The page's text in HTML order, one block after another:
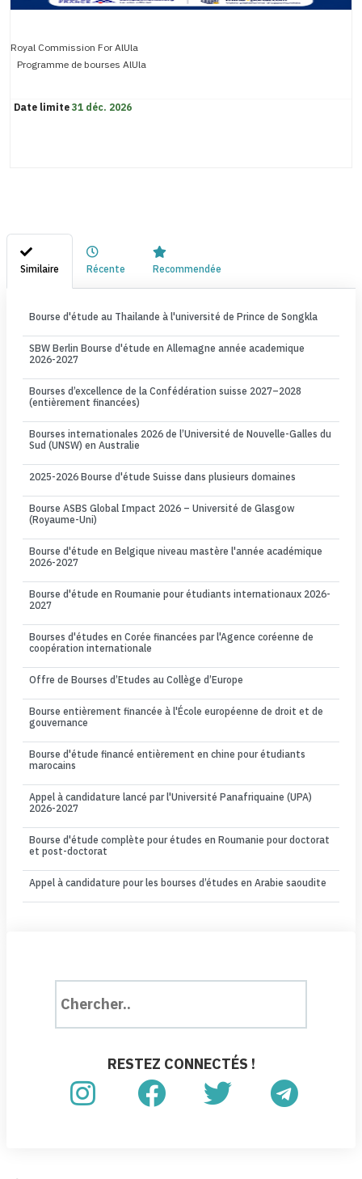
Royal Commission For AlUla
Programme de bourses AlUla
Date limite31 déc. 2026
Similaire Récente Recommendée
Bourse d'étude au Thailande à l'université de Prince de Songkla
SBW Berlin Bourse d'étude en Allemagne année academique
2026-2027
Bourses d’excellence de la Confédération suisse 2027–2028
(entièrement financées)
Bourses internationales 2026 de l’Université de Nouvelle-Galles du
Sud (UNSW) en Australie
2025-2026 Bourse d'étude Suisse dans plusieurs domaines
Bourse ASBS Global Impact 2026 – Université de Glasgow
(Royaume-Uni)
Bourse d'étude en Belgique niveau mastère l'année académique
2026-2027
Bourse d'étude en Roumanie pour étudiants internationaux 2026-
2027
Bourses d'études en Corée financées par l'Agence coréenne de
coopération internationale
Offre de Bourses d’Etudes au Collège d’Europe
Bourse entièrement financée à l'École européenne de droit et de
gouvernance
Bourse d'étude financé entièrement en chine pour étudiants
marocains
Appel à candidature lancé par l'Université Panafriquaine (UPA)
2026-2027
Bourse d'étude complète pour études en Roumanie pour doctorat
et post-doctorat
Appel à candidature pour les bourses d’études en Arabie saoudite
RESTEZ CONNECTÉS !